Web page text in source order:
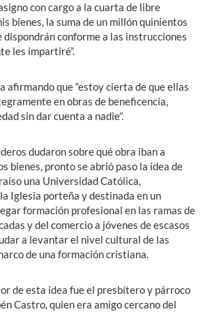
con cargo a la cuarta de libre
bienes, la suma de un millón quinientos
dispondrán conforme a las instrucciones
les impartiré”.
afirmando que “estoy cierta de que ellas
en obras de beneficencia,
sin dar cuenta a nadie”.
dudaron sobre qué obra iban a
bienes, pronto se abrió paso la idea de
una Universidad Católica,
Iglesia porteña y destinada en un
formación profesional en las ramas de
y del comercio a jóvenes de escasos
a levantar el nivel cultural de las
de una formación cristiana.
de esta idea fue el presbítero y párroco
Castro, quien era amigo cercano del